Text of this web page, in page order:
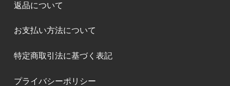
返品について
お支払い方法について
特定商取引法に基づく表記
プライバシーポリシー